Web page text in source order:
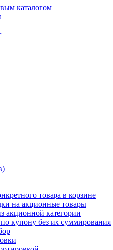
каталогом
товара в корзине
на акционные товары
акционной категории
купону без их суммирования